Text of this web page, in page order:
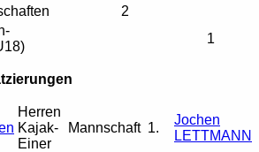
2
1
Herren
Kajak-
Einer
Mannschaft 1.
Jochen
LETTMANN